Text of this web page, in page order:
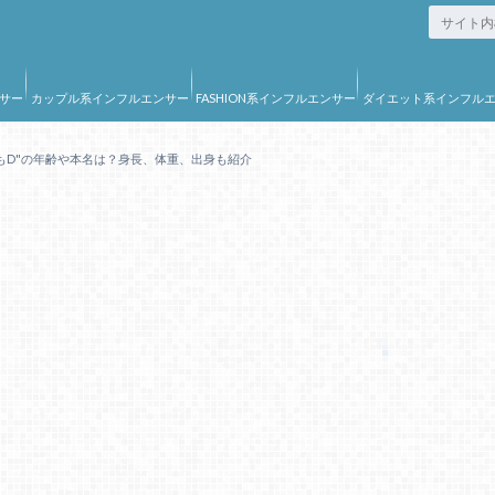
ー カップル系インフルエンサー FASHION系インフルエンサー ダイエット系インフル
D"の年齢や本名は？身長、体重、出身も紹介